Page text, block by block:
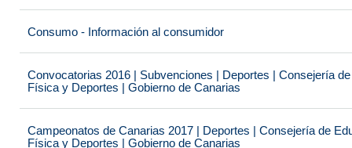
Consumo - Información al consumidor
Convocatorias 2016 | Subvenciones | Deportes | Consejería
Física y Deportes | Gobierno de Canarias
Campeonatos de Canarias 2017 | Deportes | Consejería de
Física y Deportes | Gobierno de Canarias